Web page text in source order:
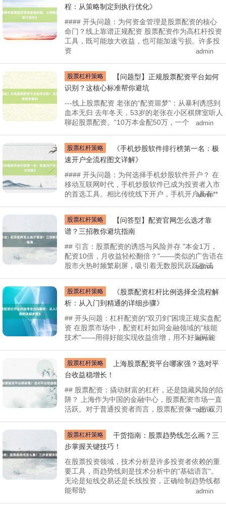
程：从策略制定到执行优化》
#### 开头问题：为何资金管理是股票配资的核心
命门？线上靠谱正规配资 股票配资作为高杠杆投资
工具，既可能放大收益，也可能加速亏损。许多投
资
admin
股票杠杆策略
识别？这核心标准帮你避坑
---线上股票配资 老张的“配资噩梦”：从暴利诱惑到
血本无归 去年冬天，53岁的老张在小区棋牌室听人
聊起股票配资。“10万本金配50万，一个
admin
股票杠杆策略
速开户全流程图文详解》
#### 开头问题：为何选择手机炒股软件开户？ 在
移动互联网时代，手机炒股软件已成为投资者入市
的首选工具。相比传统线下开户，手机开户具有**
admin
股票杠杆策略
谱？三招教你避坑指南
## 引言：股票配资的诱惑与风险并存 "本金1万，
配资10倍，月收益轻松翻倍？"——类似的广告语在
股市火热时频繁刷屏，吸引着无数股民跃跃欲试
admin
股票杠杆策略
析：从入门到精通的详细步骤》
## 开头问题：杠杆配资的"双刃剑"困境正规实盘配
资 在股票市场中，配资杠杆如同金融领域的"核能
技术"——用得好能实现收益倍增，用不好则可能
admin
股票杠杆策略
台收益稳增长！
## 股票配资：撬动财富的杠杆，还是隐藏风险的陷
阱？ 上海作为中国的金融中心，股票配资市场一直
活跃。对于普通投资者而言，股票配资像一把“双刃
admin
股票杠杆策略
步掌握关键技巧！
在股票投资领域，技术分析是许多投资者依赖的重
要工具，而趋势线则是技术分析中的"基础语言"。
无论是短线交易还是长线投资，正确绘制趋势线都
能帮助
admin